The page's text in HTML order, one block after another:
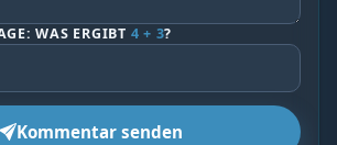
WAS ERGIBT 4 + 3?
Kommentar senden